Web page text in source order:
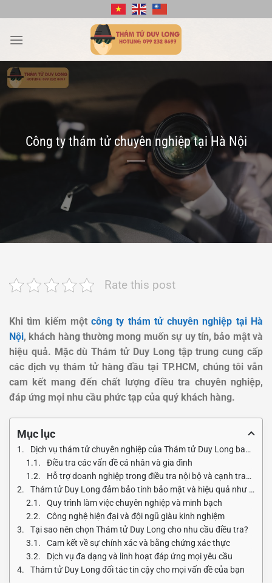
qua
nội
Công ty thám tử chuyên nghiệp tại Hà Nội
Rate this post
Khi tìm kiếm mộtcông ty thám tử chuyên nghiệp tại Hà
Nội, khách hàng thường mong muốn sự uy tín, bảo mật và
hiệu quả. Mặc dù Thám tử Duy Long tập trung cung cấp
các dịch vụ thám tử hàng đầu tại TP.HCM, chúng tôi vẫn
cam kết mang đến chất lượng điều tra chuyên nghiệp,
đáp ứng mọi nhu cầu phức tạp của quý khách hàng.
Mục lục
Dịch vụ thám tử chuyên nghiệp của Thám tử Duy Long bao gồm những gì?
Điều tra các vấn đề cá nhân và gia đình
Hỗ trợ doanh nghiệp trong điều tra nội bộ và cạnh tranh
Thám tử Duy Long đảm bảo tính bảo mật và hiệu quả như thế nào?
Quy trình làm việc chuyên nghiệp và minh bạch
Công nghệ hiện đại và đội ngũ giàu kinh nghiệm
Tại sao nên chọn Thám tử Duy Long cho nhu cầu điều tra?
Cam kết về sự chính xác và bằng chứng xác thực
Dịch vụ đa dạng và linh hoạt đáp ứng mọi yêu cầu
Thám tử Duy Long đối tác tin cậy cho mọi vấn đề của bạn